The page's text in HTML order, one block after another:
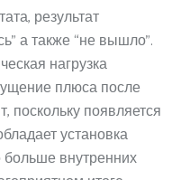
результат
а также “не вышло”.
нагрузка
плюса после
поскольку появляется
установка
больше внутренних